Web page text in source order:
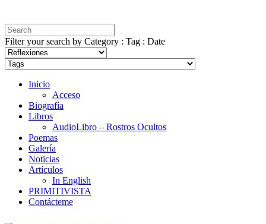
Filter your search by Category : Tag : Date
Inicio
Acceso
Biografía
Libros
AudioLibro – Rostros Ocultos
Poemas
Galería
Noticias
Artículos
In English
PRIMITIVISTA
Contácteme